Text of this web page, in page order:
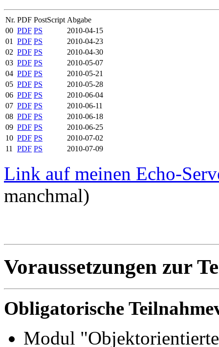
Nr. PDF PostScript Abgabe
00 PDF PS
2010-04-15
01
PDF PS
2010-04-23
02 PDF PS
2010-04-30
03 PDF PS
2010-05-07
04 PDF PS
2010-05-21
05 PDF PS
2010-05-28
06 PDF PS
2010-06-04
07 PDF PS
2010-06-11
08 PDF PS
2010-06-18
09 PDF PS
2010-06-25
10 PDF PS
2010-07-02
11
PDF PS 2010-07-09
Link auf meinen Echo-
manchmal)
Voraussetzungen zur
Obligatorische
Modul